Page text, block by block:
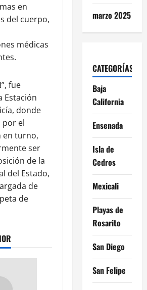
en
del cuerpo,
médicas
fue
Estación
donde
por el
en turno,
ser
de la
del Estado,
de
de
marzo 2025
CATEGORÍAS
Baja
California
Ensenada
Isla de
Cedros
Mexicali
Playas de
Rosarito
San Diego
San Felipe